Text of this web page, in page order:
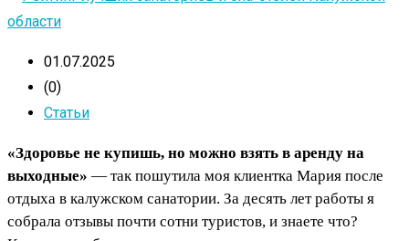
01.07.2025
(0)
Статьи
«Здоровье не купишь, но можно взять в аренду на
выходные» — так пошутила моя клиентка Мария после
отдыха в калужском санатории. За десять лет работы я
собрала отзывы почти сотни туристов, и знаете что?